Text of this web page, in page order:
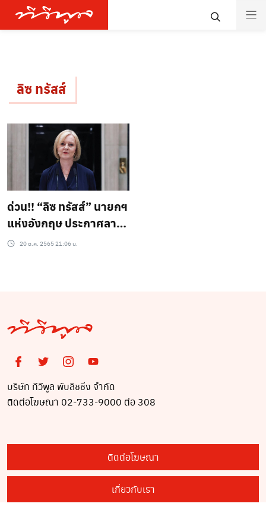
ลิซ ทรัสส์
ด่วน!! “ลิซ ทรัสส์” นายกฯ
แห่งอังกฤษ ประกาศลา
ออกจากตำแหน่งแล้ว
20 ต.ค. 2565 21:06 น.
บริษัท ทีวีพูล พับลิชชิ่ง จำกัด
ติดต่อโฆษณา 02-733-9000 ต่อ 308
ติดต่อโฆษณา
เกี่ยวกับเรา